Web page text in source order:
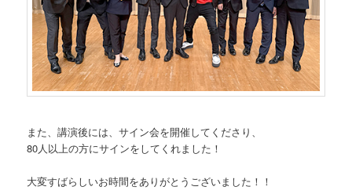
また、講演後には、サイン会を開催してくださり、
80人以上の方にサインをしてくれました！
大変すばらしいお時間をありがとうございました！！